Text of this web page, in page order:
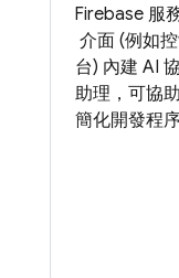
Firebase 服
介面 (例如
台) 內建 AI
助理，可協
簡化開發程序